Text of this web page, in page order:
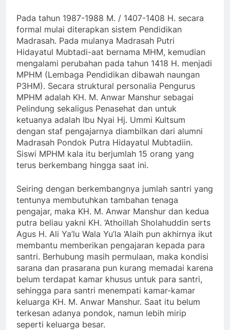
Pada tahun 1987-1988 M. / 1407-1408 H. secara
formal mulai diterapkan sistem Pendidikan
Madrasah. Pada mulanya Madrasah Putri
Hidayatul Mubtadi-aat bernama MHM, kemudian
mengalami perubahan pada tahun 1418 H. menjadi
MPHM (Lembaga Pendidikan dibawah naungan
P3HM). Secara struktural personalia Pengurus
MPHM adalah KH. M. Anwar Manshur sebagai
Pelindung sekaligus Penasehat dan untuk
ketuanya adalah Ibu Nyai Hj. Ummi Kultsum
dengan staf pengajarnya diambilkan dari alumni
Madrasah Pondok Putra Hidayatul Mubtadiin.
Siswi MPHM kala itu berjumlah 15 orang yang
terus berkembang hingga saat ini.
Seiring dengan berkembangnya jumlah santri yang
tentunya membutuhkan tambahan tenaga
pengajar, maka KH. M. Anwar Manshur dan kedua
putra beliau yakni KH. ‘Athoillah Sholahuddin serts
Agus H. Ali Ya’lu Wala Yu’la ‘Alaih pun akhirnya ikut
membantu memberikan pengajaran kepada para
santri. Berhubung masih permulaan, maka kondisi
sarana dan prasarana pun kurang memadai karena
belum terdapat kamar khusus untuk para santri,
sehingga para santri menempati kamar-kamar
keluarga KH. M. Anwar Manshur. Saat itu belum
terkesan adanya pondok, namun lebih mirip
seperti keluarga besar.